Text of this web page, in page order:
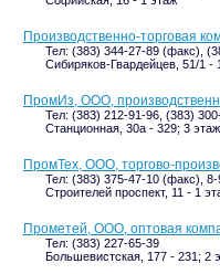
Производственно-торговая
Тел: (383) 344-27-89 (факс),
Сибиряков-Гвардейцев, 51/1 -
ПромИз, ООО,
Тел: (383) 212-91-96, (383)
Станционная, 30а - 329; 3 этаж
ПромТех, ООО, торгово-
Тел: (383) 375-47-10 (факс),
Строителей проспект, 11 - 1
Прометей, ООО, оптовая
Тел: (383) 227-65-39
Большевистская, 177 - 231; 2